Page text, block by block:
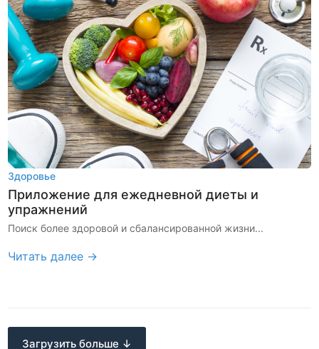
Здоровье
Приложение для ежедневной диеты и
упражнений
Поиск более здоровой и сбалансированной жизни...
Читать далее →
Загрузить больше ↓